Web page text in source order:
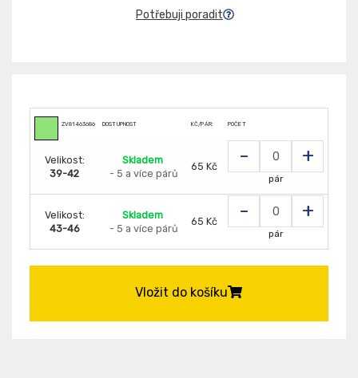
Potřebuji poradit
ZV81463686 DOSTUPNOST KČ/PÁR: POČET
Velikost:
39-42
Skladem
- 5 a více párů
65 Kč - +
pár
Velikost:
43-46
Skladem
- 5 a více párů
65 Kč - +
pár
Vložit do košíku